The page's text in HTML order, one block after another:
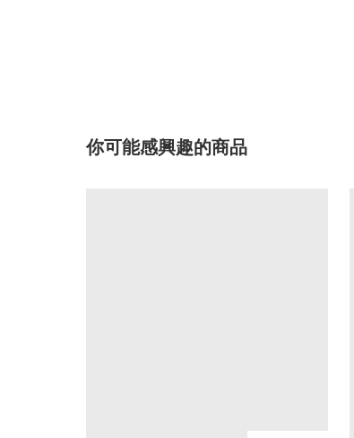
你可能感興趣的商品